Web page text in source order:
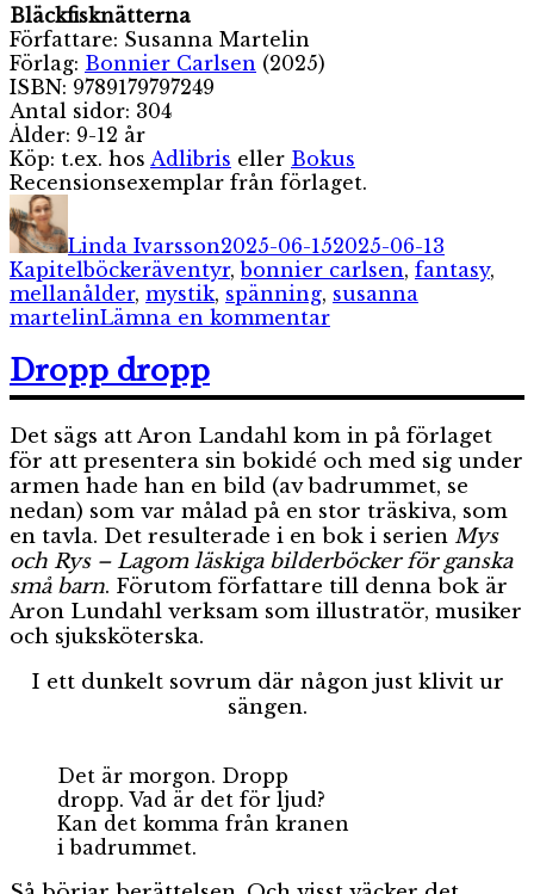
Bläckfisknätterna
Författare: Susanna Martelin
Förlag: Bonnier Carlsen (2025)
ISBN: 9789179797249
Antal sidor: 304
Ålder: 9-12 år
Köp: t.ex. hos Adlibris eller Bokus
Recensionsexemplar från förlaget.
Linda Ivarsson2025-06-152025-06-13
KapitelböckerEtiketter
äventyr,bonnier carlsen, fantasy,
mellanålder, mystik, spänning, susanna
martelinLämna en kommentartill
Dropp dropp
Det sägs att Aron Landahl kom in på förlaget
för att presentera sin bokidé och med sig under
armen hade han en bild (av badrummet, se
nedan) som var målad på en stor träskiva, som
en tavla. Det resulterade i en bok i serien Mys
och Rys – Lagom läskiga bilderböcker för ganska
små barn. Förutom författare till denna bok är
Aron Lundahl verksam som illustratör, musiker
och sjuksköterska.
I ett dunkelt sovrum där någon just klivit ur
sängen.
Det är morgon. Dropp
dropp. Vad är det för ljud?
Kan det komma från kranen
i badrummet.